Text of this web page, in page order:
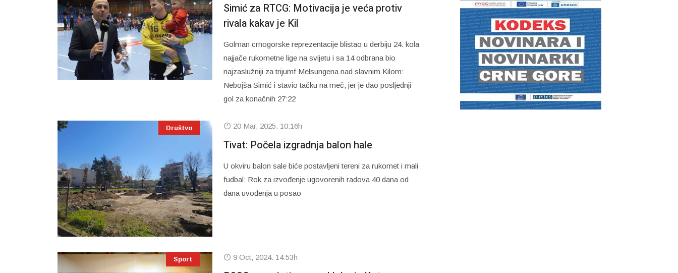
Simić za RTCG: Motivacija je veća protiv
rivala kakav je Kil
Golman crnogorske reprezentacije blistao u derbiju 24. kola
najjače rukometne lige na svijetu i sa 14 odbrana bio
najzaslužniji za trijumf Melsungena nad slavnim Kilom:
Nebojša Simić i stavio tačku na meč, jer je dao posljednji
gol za konačnih 27:22
Društvo 20 Mar, 2025. 10:16h
Tivat: Počela izgradnja balon hale
U okviru balon sale biće postavljeni tereni za rukomet i mali
fudbal: Rok za izvođenje ugovorenih radova 40 dana od
dana uvođenja u posao
Sport 9 Oct, 2024. 14:53h